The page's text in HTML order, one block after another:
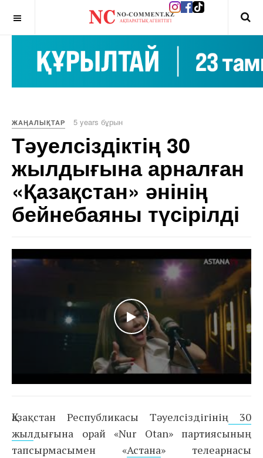
ЖАҢАЛЫҚТАР 5 years бұрын
Тәуелсіздіктің 30
жылдығына арналған
«Қазақстан» әнінің
бейнебаяны түсірілді
WATCH THE VIDEO
Қазақстан Республикасы Тәуелсіздігінің 30
жылдығына орай «Nur Otan» партиясының
тапсырмасымен «Астана» телеарнасы